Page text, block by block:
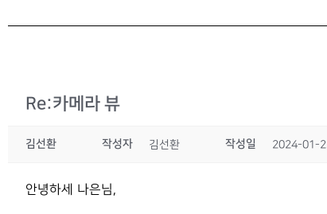
Re:카메라 뷰
김선환 작성자 김선환 작성일 2024-01-
안녕하세 나은님,